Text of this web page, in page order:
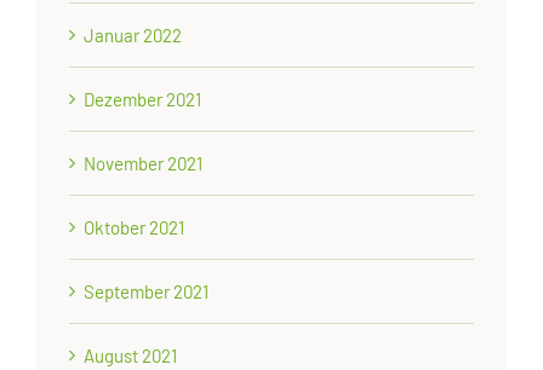
Januar 2022
Dezember 2021
November 2021
Oktober 2021
September 2021
August 2021